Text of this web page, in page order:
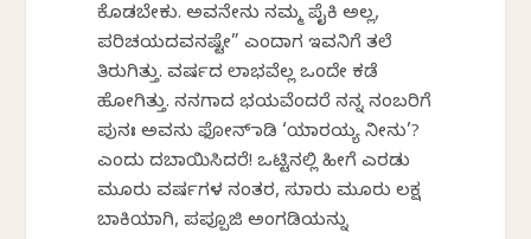
ಕೊಡಬೇಕು. ಅವನೇನು ನಮ್ಮ ಪೈಕಿ ಅಲ್ಲ,
ಪರಿಚಯದವನಷ್ಟೇ” ಎಂದಾಗ ಇವನಿಗೆ ತಲೆ
ತಿರುಗಿತ್ತು. ವರ್ಷದ ಲಾಭವೆಲ್ಲ ಒಂದೇ ಕಡೆ
ಹೋಗಿತ್ತು. ನನಗಾದ ಭಯವೆಂದರೆ ನನ್ನ ನಂಬರಿಗೆ
ಪುನಃ ಅವನು ಫೋನ್ ಮಾಡಿ ‘ಯಾರಯ್ಯ ನೀನು’?
ಎಂದು ದಬಾಯಿಸಿದರೆ! ಒಟ್ಟಿನಲ್ಲಿ ಹೀಗೆ ಎರಡು
ಮೂರು ವರ್ಷಗಳ ನಂತರ, ಸುಮಾರು ಮೂರು ಲಕ್ಷ
ಬಾಕಿಯಾಗಿ, ಪಪ್ಪೂಜಿ ಅಂಗಡಿಯನ್ನು